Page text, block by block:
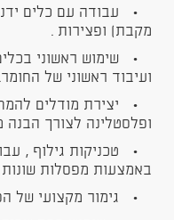
• עבודה עם כלים
מקבת) ופצירות .
• שימוש ראשוני
ועיבוד ראשוני של החומר.
• יצירת מודלים
ופלסטלינה לצורך הבנה
• טכניקות גילוף ,
באמצעות מפסלות שונות
• גימור מקצועי של